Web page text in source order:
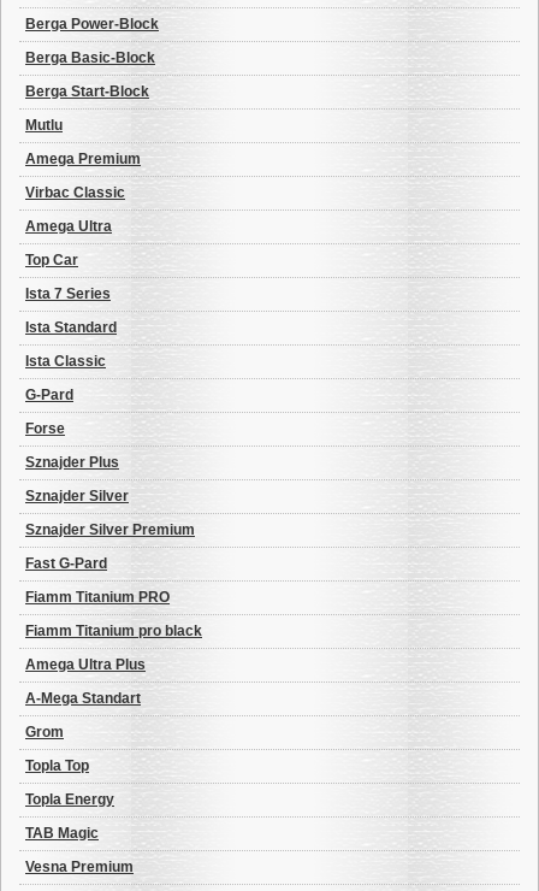
Berga Power-Block
Berga Basic-Block
Berga Start-Block
Mutlu
Amega Premium
Virbac Classic
Amega Ultra
Top Car
Ista 7 Series
Ista Standard
Ista Classic
G-Pard
Forse
Sznajder Plus
Sznajder Silver
Sznajder Silver Premium
Fast G-Pard
Fiamm Titanium PRO
Fiamm Titanium pro black
Amega Ultra Plus
A-Mega Standart
Grom
Topla Top
Topla Energy
TAB Magic
Vesna Premium